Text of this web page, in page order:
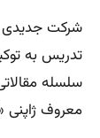
شرکت جدیدی
تدریس به
سلسله
معروف